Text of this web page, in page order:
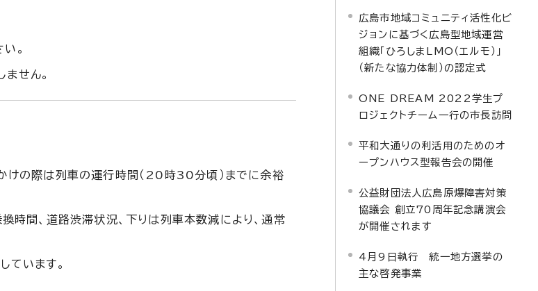
。
せん。
の際は列車の運行時間（20時30分頃）までに余裕
時間、道路渋滞状況、下りは列車本数減により、通常
ています。
広島市地域コミュニティ活性化ビ
ジョンに基づく広島型地域運営
組織「ひろしまLMO（エルモ）」
（新たな協力体制）の認定式
ONE DREAM 2022学生プ
ロジェクトチーム一行の市長訪問
平和大通りの利活用のためのオ
ープンハウス型報告会の開催
公益財団法人広島原爆障害対策
協議会 創立70周年記念講演会
が開催されます
4月9日執行 統一地方選挙の
主な啓発事業